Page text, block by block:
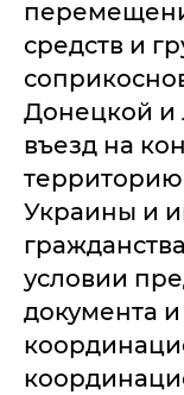
средств и
Донецкой и
въезд на
Украины и
условии
документа